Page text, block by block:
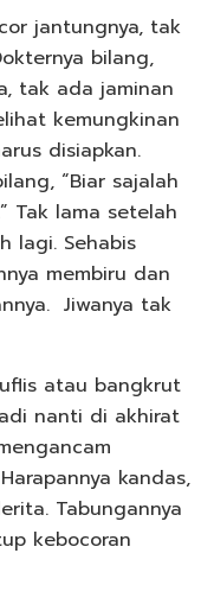
jantungnya, tak
bilang,
tak ada jaminan
kemungkinan
disiapkan.
“Biar sajalah
Tak lama setelah
lagi. Sehabis
membiru dan
Jiwanya tak
atau bangkrut
nanti di akhirat
kandas,
Tabungannya
kebocoran